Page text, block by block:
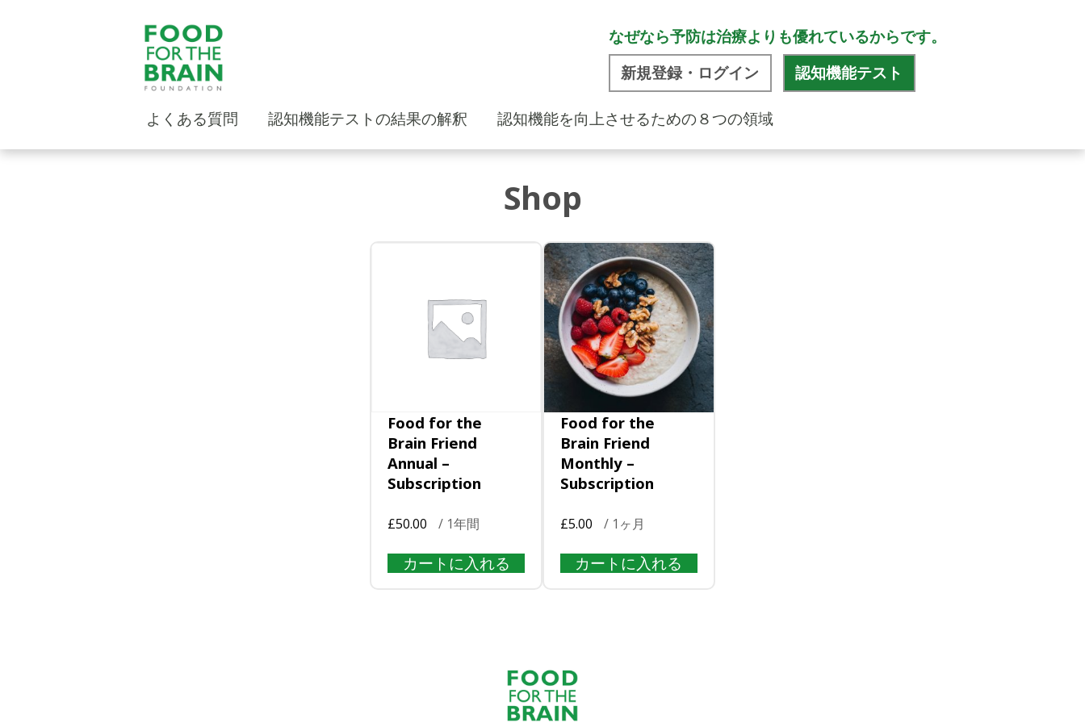
なぜなら予防は治療よりも優れているからです。
新規登録・ログイン 認知機能テスト
よくある質問 認知機能テストの結果の解釈 認知機能を向上させるための８つの領域
Shop
Food for the
Brain Friend
Annual –
Subscription
£50.00 / 1年間
カートに入れる
Food for the
Brain Friend
Monthly –
Subscription
£5.00 / 1ヶ月
カートに入れる